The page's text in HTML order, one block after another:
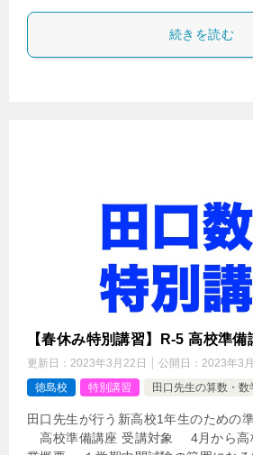
続きを読む
【春休み特別講習】R-5 高校準備
更新日： 2023年3月22日 公開日： 2023年3
徳島校
特別講習 田口先生の算数・数
田口先生が行う新高校1年生のための
高校準備講座 受講対象 4月から高